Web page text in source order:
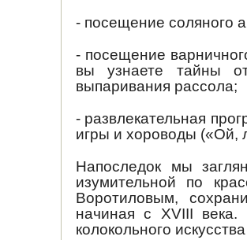
- посещение соляного
- посещение
вы узнаете тайны
выпаривания рассола;
- развлекательная
игры и хороводы («Ой,
Напоследок мы
изумительной по
Воротиловым,
начиная с XVIII века.
колокольного